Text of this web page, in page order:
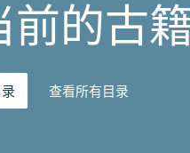
前的古
查看所有目录